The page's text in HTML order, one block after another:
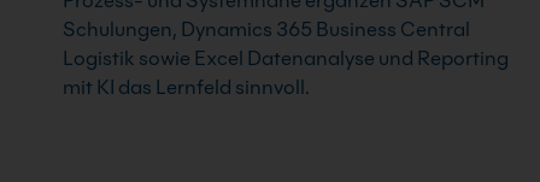
Schulungen, Dynamics 365 Business Central
Logistik sowie Excel Datenanalyse und Reporting
mit KI das Lernfeld sinnvoll.